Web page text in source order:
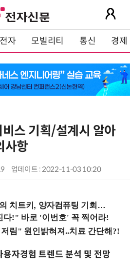
전자 모빌리티 통신 경제
스 기획/설계시 알아
사항
업데이트 : 2022-11-03 10:20
컴퓨팅 기회를 선점하라! (8/28 강남역)
자경험 트렌드 분석 및 전망